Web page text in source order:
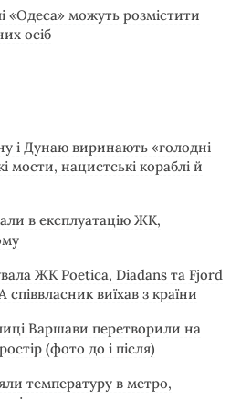
«Одеса» можуть розмістити
осіб
і Дунаю виринають «голодні
мости, нацистські кораблі й
в експлуатацію ЖК,
ЖК Poetica, Diadans та Fjord
співвласник виїхав з країни
Варшави перетворили на
(фото до і після)
температуру в метро,